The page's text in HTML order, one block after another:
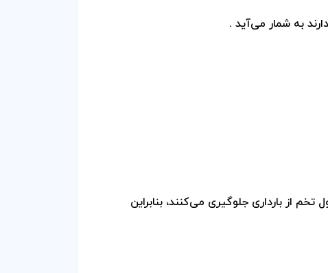
به شمار می‌آید .
تخم از بارداری جلوگیری می‌کنند، بنابراین